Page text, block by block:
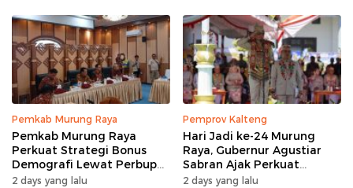
Pemkab Murung Raya
Pemkab Murung Raya
Perkuat Strategi Bonus
Demografi Lewat Perbup
Nomor 14 Tahun 2026
2 days yang lalu
Pemprov Kalteng
Hari Jadi ke-24 Murung
Raya, Gubernur Agustiar
Sabran Ajak Perkuat
Sinergi Pembangunan
2 days yang lalu